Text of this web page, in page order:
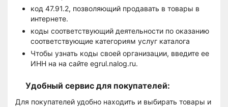
код 47.91.2, позволяющий продавать в товары в
интернете.
коды соответствующий деятельности по оказанию
соответствующие категориям услуг каталога
Чтобы узнать коды своей организации, введите ее
ИНН на на сайте egrul.nalog.ru.
Удобный сервис для покупателей:
Для покупателей удобно находить и выбирать товары и